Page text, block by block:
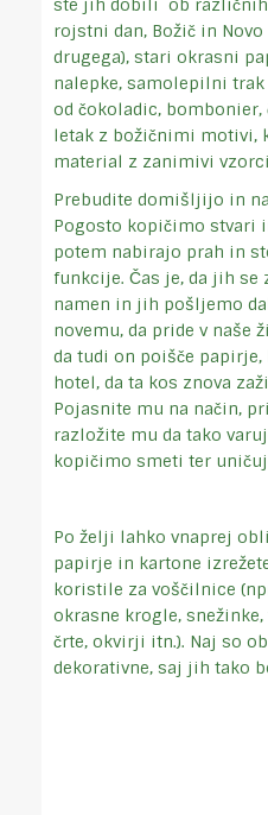
ste jih dobili ob
rojstni dan, Božič in
drugega), stari okrasni
nalepke, samolepilni
od čokoladic,
letak z božičnimi motivi,
material z zanimivi
Prebudite domišljijo in
Pogosto kopičimo stvari
potem nabirajo prah in
funkcije. Čas je, da jih
namen in jih pošljemo
novemu, da pride v naše
da tudi on poišče
hotel, da ta kos znova
Pojasnite mu na način,
razložite mu da tako
kopičimo smeti ter
Po želji lahko vnaprej
papirje in kartone
koristile za voščilnice
okrasne krogle,
črte, okvirji itn.). Naj so
dekorativne, saj jih tako